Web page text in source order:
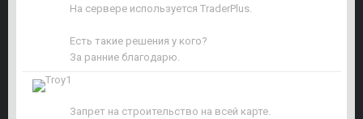
На сервере используется TraderPlus.
Есть такие решения у кого?
За ранние благодарю.
Запрет на строительство на всей карте.